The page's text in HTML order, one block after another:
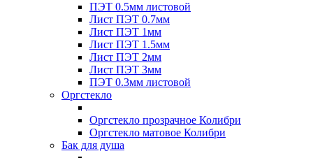
ПЭТ 0.5мм листовой
Лист ПЭТ 0.7мм
Лист ПЭТ 1мм
Лист ПЭТ 1.5мм
Лист ПЭТ 2мм
Лист ПЭТ 3мм
ПЭТ 0.3мм листовой
Оргстекло
Оргстекло прозрачное Колибри
Оргстекло матовое Колибри
Бак для душа